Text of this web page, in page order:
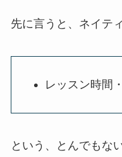
先に言うと、ネイテ
レッスン時間
という、とんでもな